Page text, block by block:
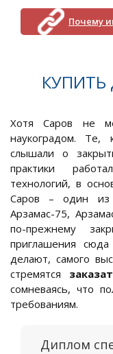
Почему
Хотя Саров не
наукоградом. Те,
слышали о
практики
технологий, в
Саров – один
Арзамас-75,
по-прежнему
приглашения
делают, самого
стремятся
сомневаясь, что
требованиям.
Диплом